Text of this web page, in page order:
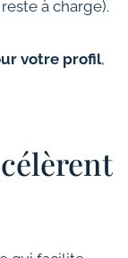
à charge).
votre profil,